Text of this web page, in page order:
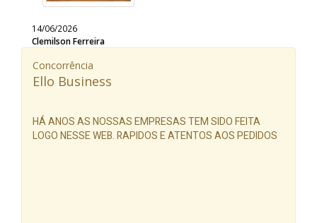
14/06/2026
Clemilson Ferreira
Concorrência
Ello Business
HÁ ANOS AS NOSSAS EMPRESAS TEM SIDO FEITA
LOGO NESSE WEB. RAPIDOS E ATENTOS AOS PEDIDOS